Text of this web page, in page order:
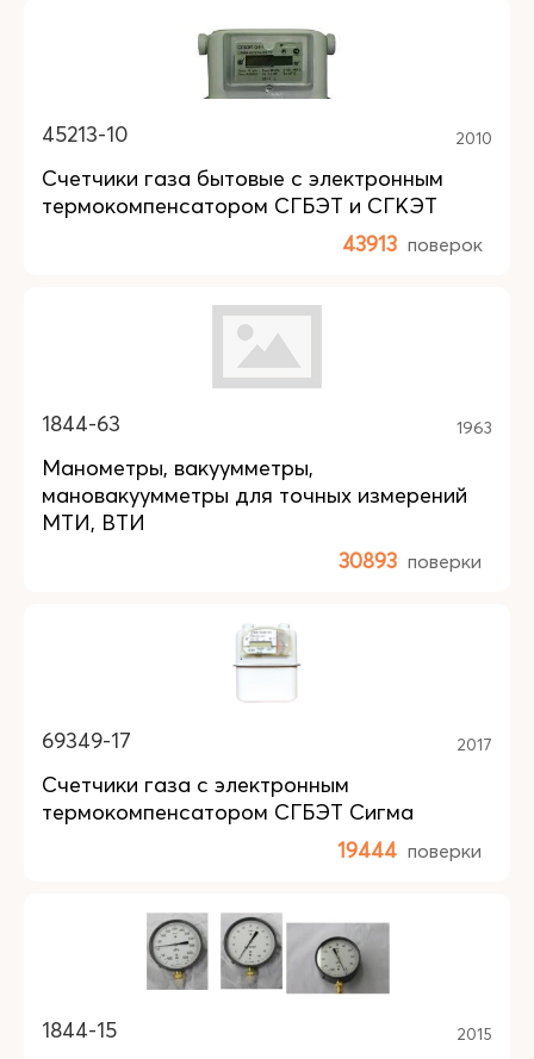
45213-10 2010
Счетчики газа бытовые с электронным
термокомпенсатором СГБЭТ и СГКЭТ
43913 поверок
1844-63 1963
Манометры, вакуумметры,
мановакуумметры для точных измерений
МТИ, ВТИ
30893 поверки
69349-17 2017
Счетчики газа с электронным
термокомпенсатором СГБЭТ Сигма
19444 поверки
1844-15 2015